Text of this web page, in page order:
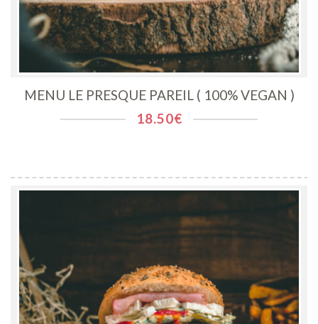
MENU LE PRESQUE PAREIL ( 100% VEGAN )
18.50€